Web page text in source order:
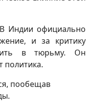
Индии официально
и за критику
в тюрьму. Он
политика.
пообещав